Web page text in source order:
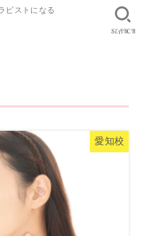
ピストになる
SEARCH
愛知校